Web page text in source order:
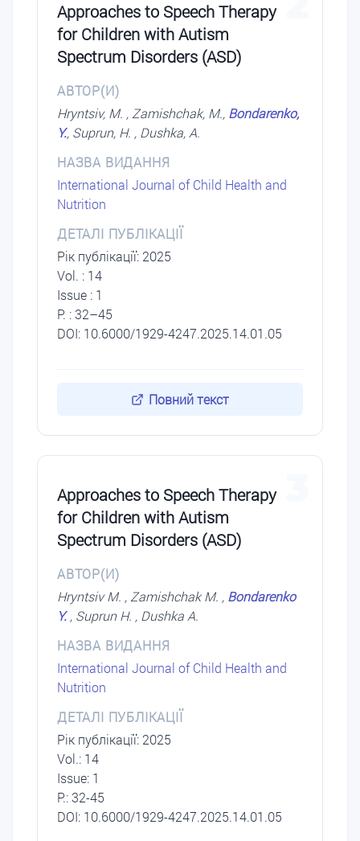
Approaches to Speech Therapy
for Children with Autism
Spectrum Disorders (ASD)
АВТОР(И)
Нryntsiv, M. , Zamishchak, M., Bondarenko,
Y., Suprun, H. , Dushka, A.
НАЗВА ВИДАННЯ
International Journal of Child Health and
Nutrition
ДЕТАЛІ ПУБЛІКАЦІЇ
Рік публікації: 2025
Vol. : 14
Issue : 1
P. : 32–45
DOI: 10.6000/1929-4247.2025.14.01.05
Повний текст
Approaches to Speech Therapy
for Children with Autism
Spectrum Disorders (ASD)
АВТОР(И)
Нryntsiv M. , Zamishchak M. , Bondarenko
Y., Suprun H. , Dushka A.
НАЗВА ВИДАННЯ
International Journal of Child Health and
Nutrition
ДЕТАЛІ ПУБЛІКАЦІЇ
Рік публікації: 2025
Vol.: 14
Issue: 1
P.: 32-45
DOI: 10.6000/1929-4247.2025.14.01.05